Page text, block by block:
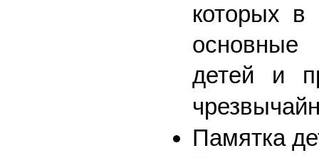
которых в
основные
детей и
Памятка